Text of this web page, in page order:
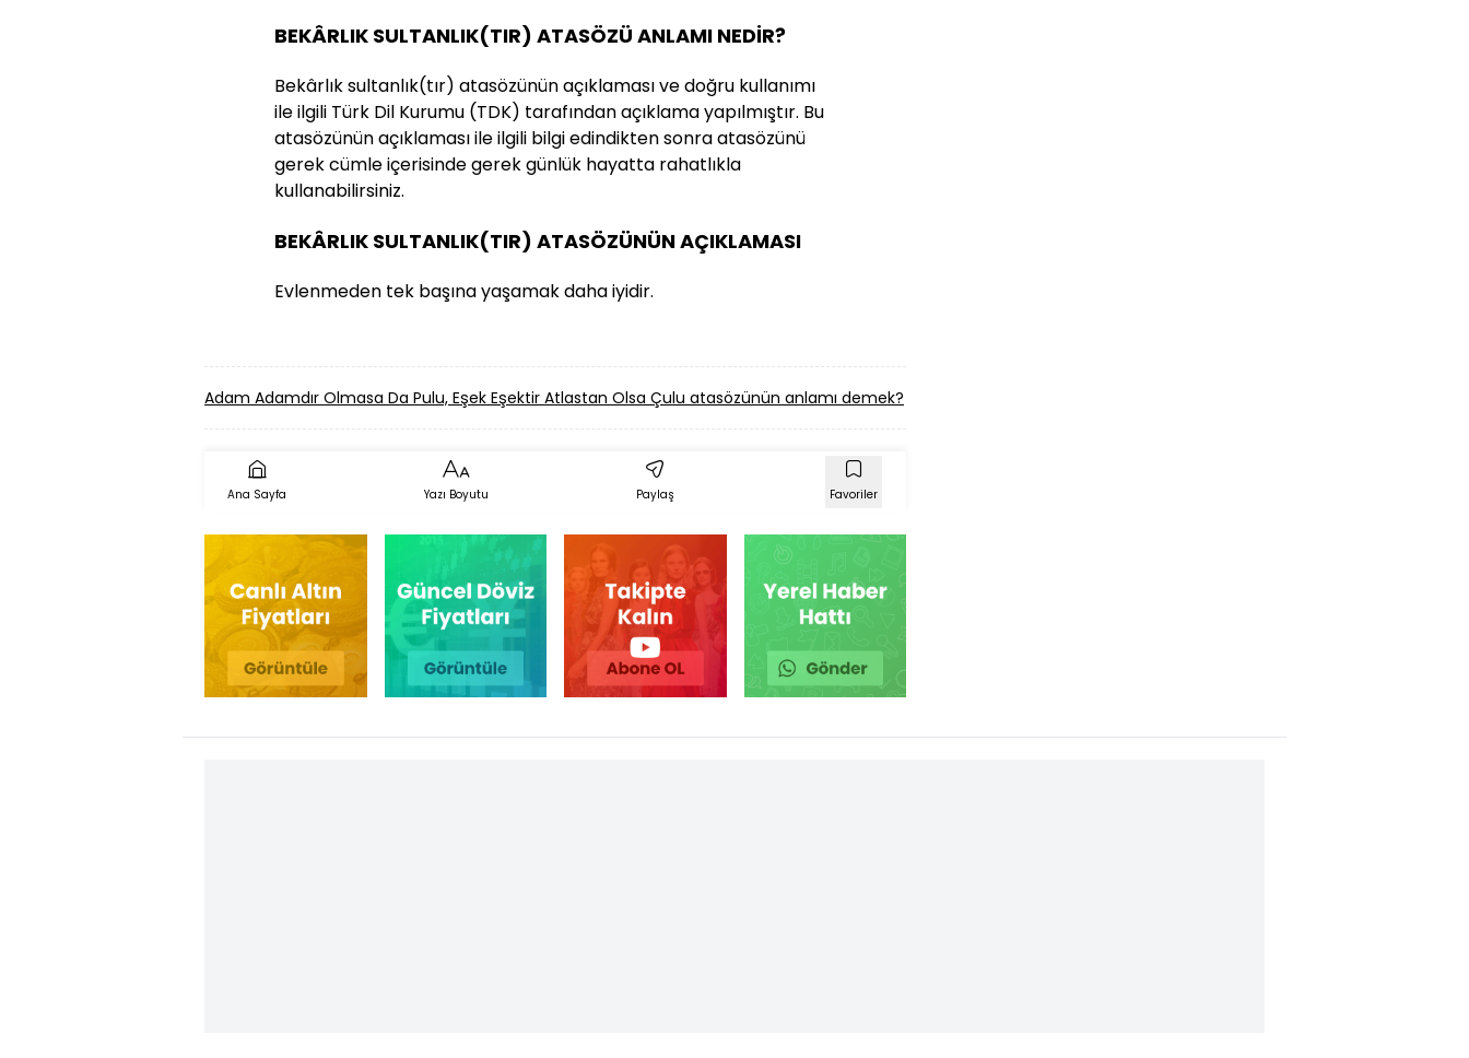
BEKÂRLIK SULTANLIK(TIR) ATASÖZÜ ANLAMI NEDİR?
Bekârlık sultanlık(tır) atasözünün açıklaması ve doğru kullanımı
ile ilgili Türk Dil Kurumu (TDK) tarafından açıklama yapılmıştır. Bu
atasözünün açıklaması ile ilgili bilgi edindikten sonra atasözünü
gerek cümle içerisinde gerek günlük hayatta rahatlıkla
kullanabilirsiniz.
BEKÂRLIK SULTANLIK(TIR) ATASÖZÜNÜN AÇIKLAMASI
Evlenmeden tek başına yaşamak daha iyidir.
Adam Adamdır Olmasa Da Pulu, Eşek Eşektir Atlastan Olsa Çulu atasözünün anlamı demek?
Ana Sayfa Yazı Boyutu Paylaş Favoriler